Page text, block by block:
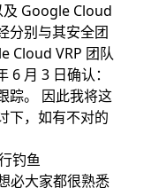
及 Google Cloud
分别与其安全团
Cloud VRP 团队
6 月 3 日确认：
踪。 因此我将这
下，如有不对的
钓鱼
必大家都很熟悉